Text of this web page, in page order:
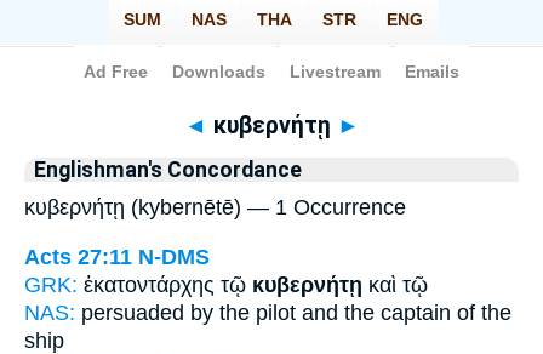
Bible>Strong's > Greek
◄ κυβερνήτῃ ►
Englishman's Concordance
κυβερνήτῃ (kybernētē) — 1 Occurrence
Acts 27:11 N-DMS
GRK: ἑκατοντάρχης τῷ κυβερνήτῃ καὶ τῷ
NAS: persuaded by the pilot and the captain of the
ship